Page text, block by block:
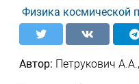
Физика космической
Автор: Петрукович